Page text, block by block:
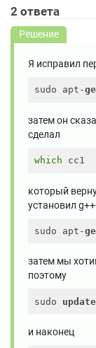
2 ответа
Решение
Я исправил
sudo apt-
затем он
сделал
which
который
установил
sudo apt-
затем мы
поэтому
sudo update
и наконец